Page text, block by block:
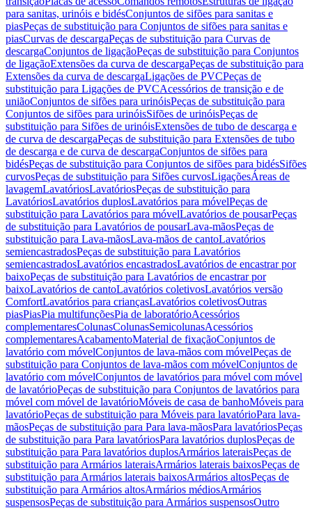
para sanitas, urinóis e bidésConjuntos de sifões para sanitas e
piasPeças de substituição para Conjuntos de sifões para sanitas e
piasCurvas de descargaPeças de substituição para Curvas de
descargaConjuntos de ligaçãoPeças de substituição para Conjuntos
de ligaçãoExtensões da curva de descargaPeças de substituição para
Extensões da curva de descargaLigações de PVCPeças de
substituição para Ligações de PVCAcessórios de transição e de
uniãoConjuntos de sifões para urinóisPeças de substituição para
Conjuntos de sifões para urinóisSifões de urinóisPeças de
substituição para Sifões de urinóisExtensões de tubo de descarga e
de curva de descargaPeças de substituição para Extensões de tubo
de descarga e de curva de descargaConjuntos de sifões para
bidésPeças de substituição para Conjuntos de sifões para bidésSifões
curvosPeças de substituição para Sifões curvosLigaçõesÁreas de
lavagemLavatóriosLavatóriosPeças de substituição para
LavatóriosLavatórios duplosLavatórios para móvelPeças de
substituição para Lavatórios para móvelLavatórios de pousarPeças
de substituição para Lavatórios de pousarLava-mãosPeças de
substituição para Lava-mãosLava-mãos de cantoLavatórios
semiencastradosPeças de substituição para Lavatórios
semiencastradosLavatórios encastradosLavatórios de encastrar por
baixoPeças de substituição para Lavatórios de encastrar por
baixoLavatórios de cantoLavatórios coletivosLavatórios versão
ComfortLavatórios para criançasLavatórios coletivosOutras
piasPiasPia multifunçõesPia de laboratórioAcessórios
complementaresColunasColunasSemicolunasAcessórios
complementaresAcabamentoMaterial de fixaçãoConjuntos de
lavatório com móvelConjuntos de lava-mãos com móvelPeças de
substituição para Conjuntos de lava-mãos com móvelConjuntos de
lavatório com móvelConjuntos de lavatórios para móvel com móvel
de lavatórioPeças de substituição para Conjuntos de lavatórios para
móvel com móvel de lavatórioMóveis de casa de banhoMóveis para
lavatórioPeças de substituição para Móveis para lavatórioPara lava-
mãosPeças de substituição para Para lava-mãosPara lavatóriosPeças
de substituição para Para lavatóriosPara lavatórios duplosPeças de
substituição para Para lavatórios duplosArmários lateraisPeças de
substituição para Armários lateraisArmários laterais baixosPeças de
substituição para Armários laterais baixosArmários altosPeças de
substituição para Armários altosArmários médiosArmários
suspensosPeças de substituição para Armários suspensosOutro